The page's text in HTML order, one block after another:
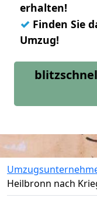
erhalten!
✓ Finden Sie
Umzug!
Heilbronn nach